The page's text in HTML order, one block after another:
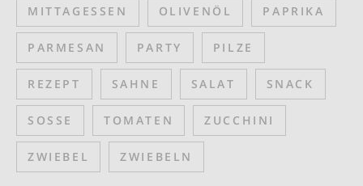
MITTAGESSEN OLIVENÖL PAPRIKA
PARMESAN PARTY PILZE
REZEPT SAHNE SALAT SNACK
SOSSE TOMATEN ZUCCHINI
ZWIEBEL ZWIEBELN